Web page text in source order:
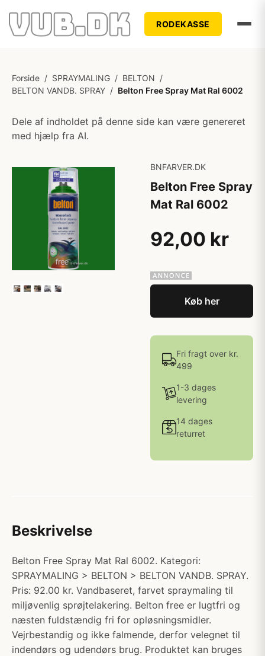
RODEKASSE
Forside / SPRAYMALING / BELTON /
BELTON VANDB. SPRAY / Belton Free Spray Mat Ral 6002
Dele af indholdet på denne side kan være genereret
med hjælp fra AI.
BNFARVER.DK
Belton Free Spray
Mat Ral 6002
92,00 kr
Køb her
Fri fragt over kr.
499
1-3 dages
levering
14 dages
returret
Beskrivelse
Belton Free Spray Mat Ral 6002. Kategori:
SPRAYMALING > BELTON > BELTON VANDB. SPRAY.
Pris: 92.00 kr. Vandbaseret, farvet spraymaling til
miljøvenlig sprøjtelakering. Belton free er lugtfri og
næsten fuldstændig fri for opløsningsmidler.
Vejrbestandig og ikke falmende, derfor velegnet til
indendørs og udendørs brug. Produktet kan bruges